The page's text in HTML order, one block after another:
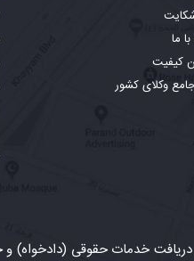
ما
کیفیت
وکلای کشور
خدمات حقوقی (دادخواه) و